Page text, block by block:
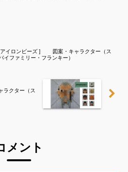
イロンビーズ ] 図案・キャラクター（ス
イファミリー・フランキー）
クター（ス
メント